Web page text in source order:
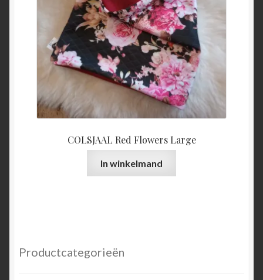
COLSJAAL Red Flowers Large
In winkelmand
Productcategorieën